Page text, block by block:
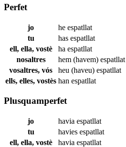
Perfet
jo he espatllat
tu
has espatllat
ell, ella, vostè
ha espatllat
nosaltres
hem (havem) espatllat
vosaltres, vós
heu (haveu) espatllat
ells, elles, vostès han espatllat
Plusquamperfet
jo havia espatllat
tu
havies espatllat
ell, ella, vostè
havia espatllat